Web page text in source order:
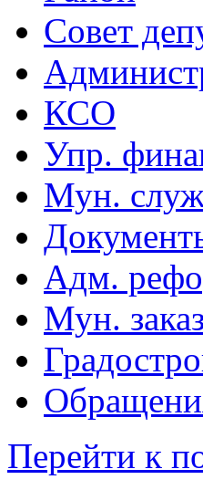
Совет
КСО
Упр.
Мун.
Адм.
Мун.
Перейти к